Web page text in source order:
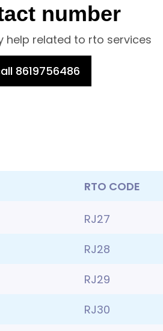
number
help related to rto services
8619756486
RTO CODE
RJ27
RJ28
RJ29
RJ30